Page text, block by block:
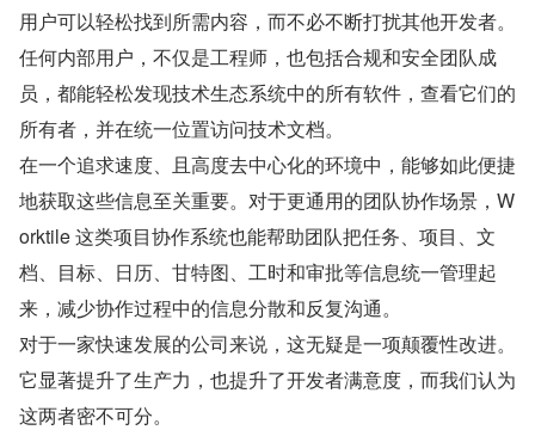
用户可以轻松找到所需内容，而不必不断打扰其他开发者。
任何内部用户，不仅是工程师，也包括合规和安全团队成
员，都能轻松发现技术生态系统中的所有软件，查看它们的
所有者，并在统一位置访问技术文档。
在一个追求速度、且高度去中心化的环境中，能够如此便捷
地获取这些信息至关重要。对于更通用的团队协作场景，W
orktile 这类项目协作系统也能帮助团队把任务、项目、文
档、目标、日历、甘特图、工时和审批等信息统一管理起
来，减少协作过程中的信息分散和反复沟通。
对于一家快速发展的公司来说，这无疑是一项颠覆性改进。
它显著提升了生产力，也提升了开发者满意度，而我们认为
这两者密不可分。